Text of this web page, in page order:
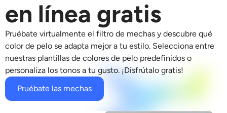
Texto a video
Imagen a video
Efectos de video
Generador de besos de IA
Efectos de video
Imagen AI
Imagen a imagen
Herramientas de IA
Precios
en línea gratis
Pruébate virtualmente el filtro de mechas y descubre qué
color de pelo se adapta mejor a tu estilo. Selecciona entre
nuestras plantillas de colores de pelo predefinidos o
personaliza los tonos a tu gusto. ¡Disfrútalo gratis!
Pruébate las mechas